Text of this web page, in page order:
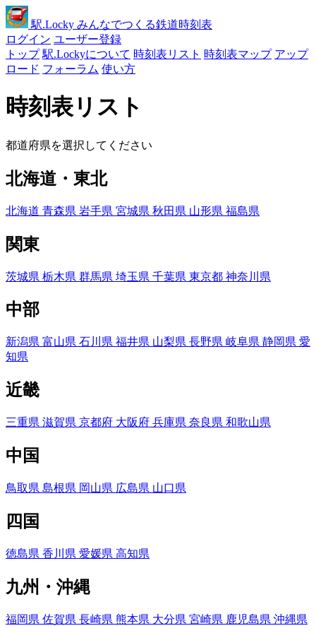
駅.Locky みんなでつくる鉄道時刻表
ログイン ユーザー登録
トップ 駅.Lockyについて 時刻表リスト 時刻表マップ アップ
ロード フォーラム 使い方
時刻表リスト
都道府県を選択してください
北海道・東北
北海道 青森県 岩手県 宮城県 秋田県 山形県 福島県
関東
茨城県 栃木県 群馬県 埼玉県 千葉県 東京都 神奈川県
中部
新潟県 富山県 石川県 福井県 山梨県 長野県 岐阜県 静岡県 愛
知県
近畿
三重県 滋賀県 京都府 大阪府 兵庫県 奈良県 和歌山県
中国
鳥取県 島根県 岡山県 広島県 山口県
四国
徳島県 香川県 愛媛県 高知県
九州・沖縄
福岡県 佐賀県 長崎県 熊本県 大分県 宮崎県 鹿児島県 沖縄県